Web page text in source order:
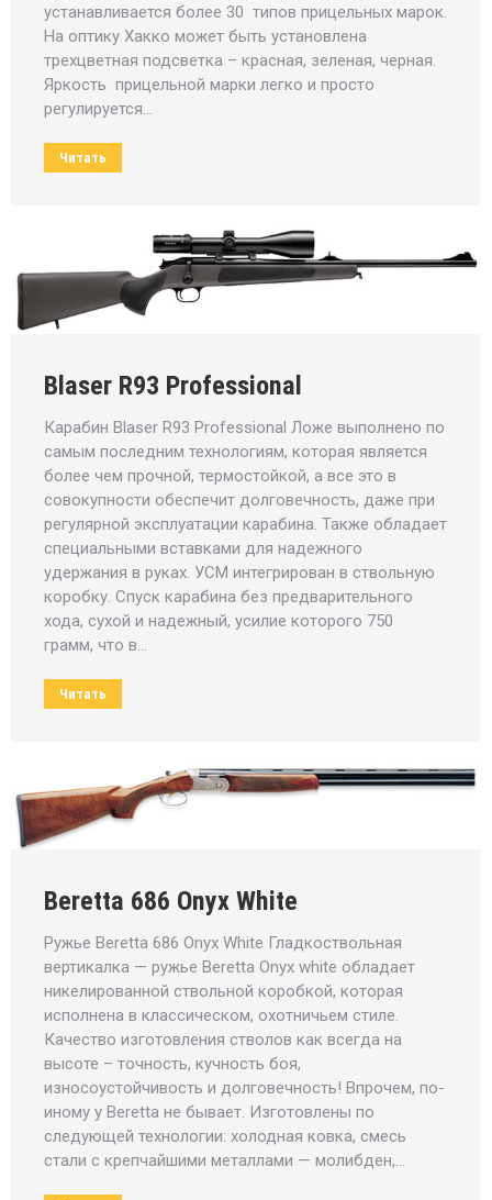
устанавливается более 30 типов прицельных марок.
На оптику Хакко может быть установлена
трехцветная подсветка – красная, зеленая, черная.
Яркость прицельной марки легко и просто
регулируется…
Читать
Blaser R93 Professional
Карабин Blaser R93 Professional Ложе выполнено по
самым последним технологиям, которая является
более чем прочной, термостойкой, а все это в
совокупности обеспечит долговечность, даже при
регулярной эксплуатации карабина. Также обладает
специальными вставками для надежного
удержания в руках. УСМ интегрирован в ствольную
коробку. Спуск карабина без предварительного
хода, сухой и надежный, усилие которого 750
грамм, что в…
Читать
Beretta 686 Onyx White
Ружье Beretta 686 Onyx White Гладкоствольная
вертикалка — ружье Beretta Onyx white обладает
никелированной ствольной коробкой, которая
исполнена в классическом, охотничьем стиле.
Качество изготовления стволов как всегда на
высоте – точность, кучность боя,
износоустойчивость и долговечность! Впрочем, по-
иному у Beretta не бывает. Изготовлены по
следующей технологии: холодная ковка, смесь
стали с крепчайшими металлами — молибден,…